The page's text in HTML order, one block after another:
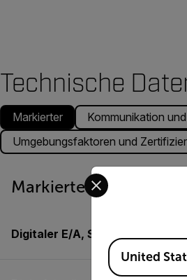
Technische
Markierter Kommunikation
Umgebungsfaktoren und
Markierter
Digitaler E/A, Steckverbindertyp
Select your
Available
United